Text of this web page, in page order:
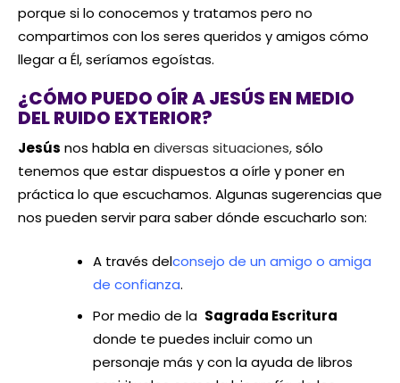
porque si lo conocemos y tratamos pero no
compartimos con los seres queridos y amigos cómo
llegar a Él, seríamos egoístas.
¿CÓMO PUEDO OÍR A JESÚS EN MEDIO
DEL RUIDO EXTERIOR?
Jesús nos habla endiversas situaciones,sólo
tenemos que estar dispuestos a oírle y poner en
práctica lo que escuchamos. Algunas sugerencias que
nos pueden servir para saber dónde escucharlo son:
A través delconsejo de un amigo o amiga
de confianza.
Por medio de la Sagrada Escritura
donde te puedes incluir como un
personaje más y con la ayuda de libros